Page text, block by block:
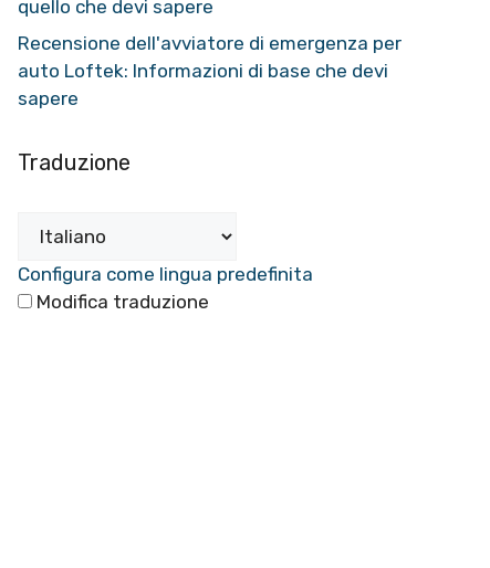
quello che devi sapere
Recensione dell'avviatore di emergenza per
auto Loftek: Informazioni di base che devi
sapere
Traduzione
Configura come lingua predefinita
Modifica traduzione